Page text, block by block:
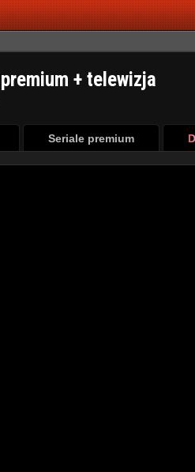
+ telewizja
Seriale premium